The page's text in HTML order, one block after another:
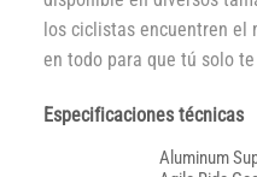
los ciclistas encuentren el
en todo para que tú solo
Especificaciones técnicas
Aluminum